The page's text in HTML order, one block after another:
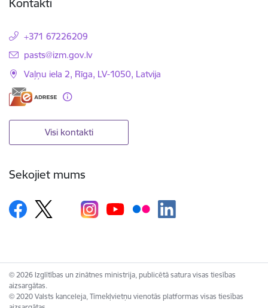
Kontakti
+371 67226209
E-pasts:
pasts@izm.gov.lv
Vaļņu iela 2, Rīga, LV-1050, Latvija
Visi kontakti
Sekojiet mums
© 2026 Izglītības un zinātnes ministrija, publicētā satura visas tiesības
aizsargātas.
© 2020 Valsts kanceleja, Tīmekļvietņu vienotās platformas visas tiesības